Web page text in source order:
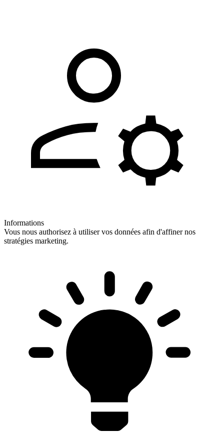
Informations
Vous nous authorisez à utiliser vos données afin d'affiner nos
stratégies marketing.